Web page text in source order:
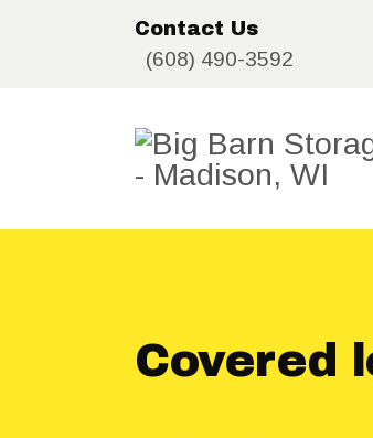
Contact Us
(608) 490-3592
Covered